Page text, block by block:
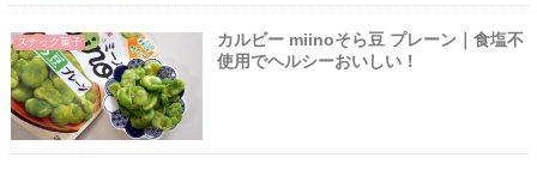
スナック菓子
カルビー miinoそら豆 プレーン｜食塩不
使用でヘルシーおいしい！